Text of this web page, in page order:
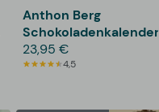
Anthon Berg
Schokoladenkalender
23,95 €
4,5